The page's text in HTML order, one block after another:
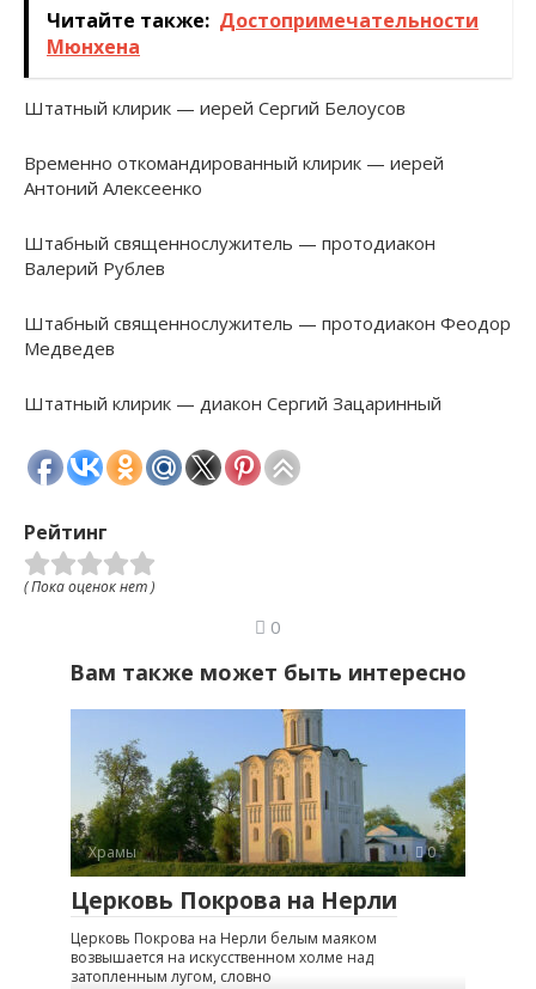
Читайте также: Достопримечательности
Мюнхена
Штатный клирик — иерей Сергий Белоусов
Временно откомандированный клирик — иерей
Антоний Алексеенко
Штабный священнослужитель — протодиакон
Валерий Рублев
Штабный священнослужитель — протодиакон Феодор
Медведев
Штатный клирик — диакон Сергий Зацаринный
Рейтинг
( Пока оценок нет )
0
Вам также может быть интересно
Храмы 0
Церковь Покрова на Нерли
Церковь Покрова на Нерли белым маяком
возвышается на искусственном холме над
затопленным лугом, словно